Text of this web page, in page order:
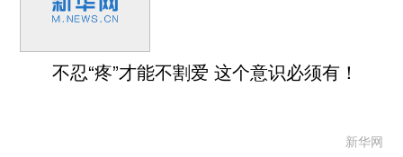
不忍“疼”才能不割爱 这个意识必须有！
新华网